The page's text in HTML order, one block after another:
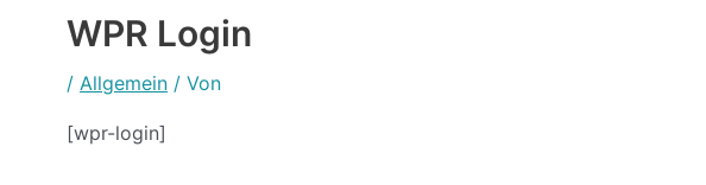
WPR Login
/ Allgemein / Von
[wpr-login]